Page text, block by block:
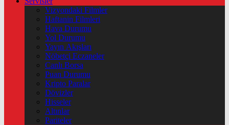
Vizyondaki Filmler
Haftanin Filmleri
Hava Durumu
Yol Durumu
Yayın Akışları
Nöbetçi Eczaneler
Canlı Borsa
Puan Durumu
Kripto Paralar
Dövizler
Hisseler
Altınlar
Pariteler